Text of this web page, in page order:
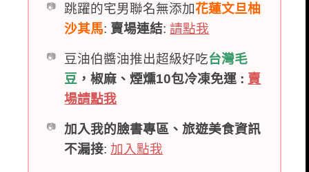
跳躍的宅男聯名無添加花蓮文旦柚
沙其馬: 賣場連結:請點我
豆油伯醬油推出超級好吃台灣毛
豆 ，椒麻、煙燻10包冷凍免運 : 賣
場請點我
加入我的臉書專區、旅遊美食資訊
不漏接: 加入點我